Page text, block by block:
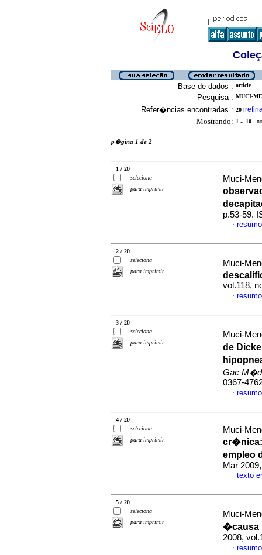
Base de dados : article
Pesquisa : MUCI-
Refer�ncias encontradas : 20 [
Mostrando: 1 .. 10
p�gina 1 de 2
1 / 20
seleciona
para imprimir
Muci-
p.53-59.
·
2 / 20
seleciona
para imprimir
Muci-
vol.118,
·
3 / 20
seleciona
para imprimir
Muci-
de
Gac
0367-
·
4 / 20
seleciona
para imprimir
Muci-
cr�nica
empleo
Mar
· texto
5 / 20
seleciona
para imprimir
Muci-
�causa
2008,
·